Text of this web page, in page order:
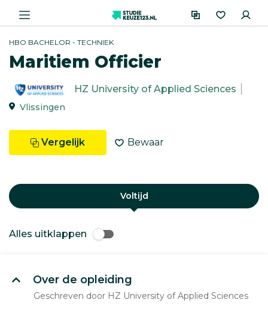
HBO BACHELOR - TECHNIEK
Maritiem Officier
HZ University of Applied Sciences
Vlissingen
Vergelijk Bewaar
Voltijd
Alles uitklappen
Over de opleiding
Geschreven door HZ University of Applied Sciences